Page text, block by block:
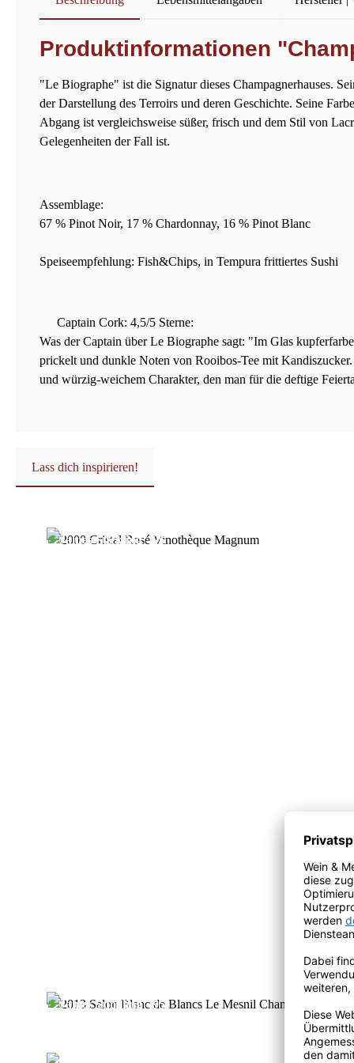
Produktinformationen
"Le Biographe" ist die Signatur dieses Champagnerhauses.
der Darstellung des Terroirs und deren Geschichte. Seine
Abgang ist vergleichsweise süßer, frisch und dem Stil von
Gelegenheiten der Fall ist.
Assemblage:
67 % Pinot Noir, 17 % Chardonnay, 16 % Pinot Blanc
Speiseempfehlung: Fish&Chips, in Tempura frittiertes Sushi
Captain Cork: 4,5/5 Sterne:
Was der Captain über Le Biographe sagt: "Im Glas
prickelt und dunkle Noten von Rooibos-Tee mit
und würzig-weichem Charakter, den man für die deftige
Lass dich inspirieren!